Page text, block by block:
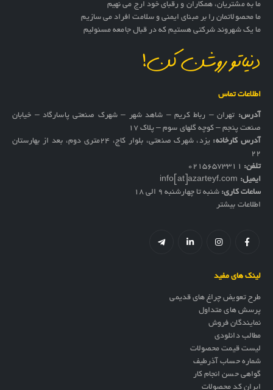
ما به مشتریان، همکاران و رقبای خود ارج می نهیم
ما محصولاتمان را بر مبنای ایمنی و سلامت افراد می سازیم
ما یک شهروند شرکتی هستیم که در قبال جامعه مسئولیم
دنیاتو روشن کن!
اطلاعات تماس
آدرس: تهران – رباط کریم – شاهد شهر – شهرک صنعتی پاسارگاد – خیابان
صنعت پنجم – کوچه گلهای سوم – پلاک 17
آدرس کارخانه:
یزد، شهرک صنعتی، بلوار کاج، ۲۴متری دوم، بعد از بهارستان
۲۲
تلفن: 02156573311
ایمیل: info[at]azarteyf.com
ساعات کاری: شنبه تا چهارشنبه 9 الی 18
اطلاعات بیشتر
لینک های مفید
طرح تعویض چراغ های قدیمی
پرسش های متداول
نمایندگان فروش
مطالب دانلودی
لیست قیمت محصولات
شماره حساب آذرطیف
گواهی حسن انجام کار
ایران کد محصولات